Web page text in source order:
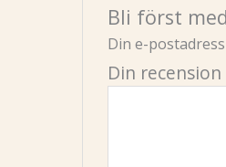
Bli först
Din e-
Din recension